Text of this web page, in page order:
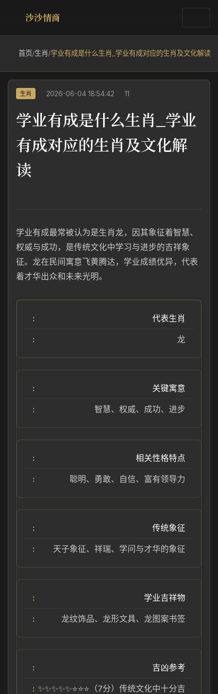
沙沙情商
首页/生肖/学业有成是什么生肖_学业有成对应的生肖及文化解读
生肖 2026-06-04 18:54:42 11
学业有成是什么生肖_学业
有成对应的生肖及文化解
读
学业有成最常被认为是生肖龙，因其象征着智慧、
权威与成功，是传统文化中学习与进步的吉祥象
征。龙在民间寓意飞黄腾达，学业成绩优异，代表
着才华出众和未来光明。
代表生肖
龙
关键寓意
智慧、权威、成功、进步
相关性格特点
聪明、勇敢、自信、富有领导力
传统象征
天子象征、祥瑞、学问与才华的象征
学业吉祥物
龙纹饰品、龙形文具、龙图案书签
吉凶参考
✨✨✨✨✨⭐⭐⭐（7分）传统文化中十分吉